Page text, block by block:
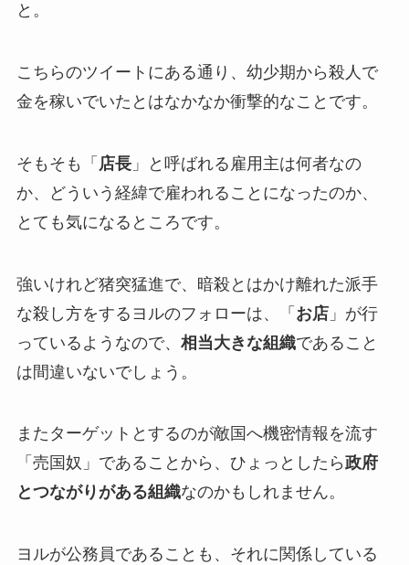
と。
こちらのツイートにある通り、幼少期から殺人で
金を稼いでいたとはなかなか衝撃的なことです。
そもそも「 店長」と呼ばれる雇用主は何者なの
か、どういう経緯で雇われることになったのか、
とても気になるところです。
強いけれど猪突猛進で、暗殺とはかけ離れた派手
な殺し方をするヨルのフォローは、「 お店」が行
っているようなので、 相当大きな組織であること
は間違いないでしょう。
またターゲットとするのが敵国へ機密情報を流す
「売国奴」であることから、ひょっとしたら政府
とつながりがある組織なのかもしれません。
ヨルが公務員であることも、それに関係している